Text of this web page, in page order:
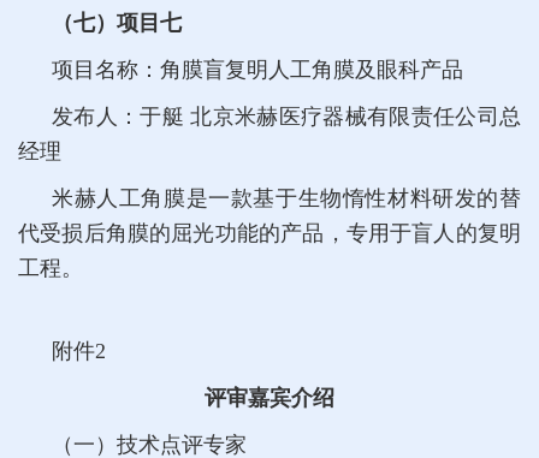
（七）项目七
项目名称：角膜盲复明人工角膜及眼科产品
发布人：于艇 北京米赫医疗器械有限责任公司总
经理
米赫人工角膜是一款基于生物惰性材料研发的替
代受损后角膜的屈光功能的产品，专用于盲人的复明
工程。
附件2
评审嘉宾介绍
（一）技术点评专家